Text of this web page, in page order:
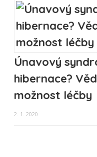
Únavový
hibernace?
možnost léčby
2. 1. 2020